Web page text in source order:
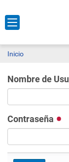
Inicio
Nombre de
Contraseña